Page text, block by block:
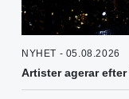
NYHET - 05.08.2026
Artister agerar